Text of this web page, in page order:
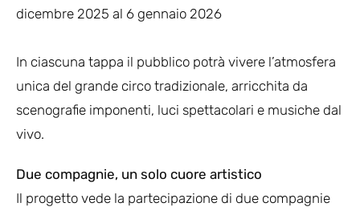
dicembre 2025 al 6 gennaio 2026
In ciascuna tappa il pubblico potrà vivere l’atmosfera
unica del grande circo tradizionale, arricchita da
scenografie imponenti, luci spettacolari e musiche dal
vivo.
Due compagnie, un solo cuore artistico
Il progetto vede la partecipazione di due compagnie